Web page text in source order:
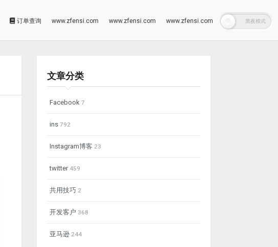
订单查询 www.zfensi.com www.zfensi.com www.zfensi.com
文章分类
Facebook 7
ins 792
Instagram博客 23
twitter459
共用技巧 2
开发客户 368
亚马逊 244